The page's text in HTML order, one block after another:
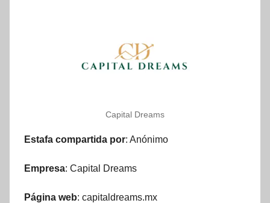
Capital Dreams
Estafa compartida por: Anónimo
Empresa: Capital Dreams
Página web: capitaldreams.mx